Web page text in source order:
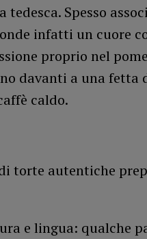
tedesca. Spesso
infatti un cuore
proprio nel
davanti a una fetta
caldo.
torte autentiche
e lingua: qualche